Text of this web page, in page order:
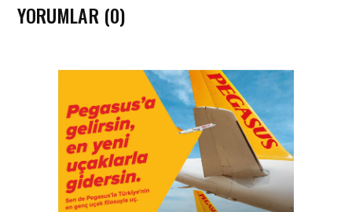
YORUMLAR (0)
HAVACILIK • 06 AĞU 2026
HITIT BILIŞIM 500’DE
SEKTÖREL YAZILIM
BIRINCISI
HAVACILIK • 05 AĞU 2026